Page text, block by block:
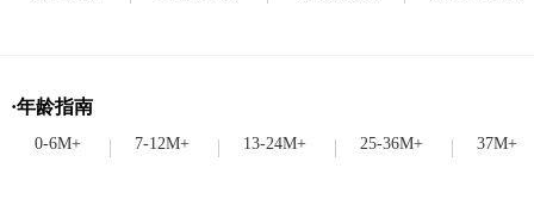
业务交流
·年龄指南
0-6M+ 7-12M+ 13-24M+ 25-36M+ 37M+